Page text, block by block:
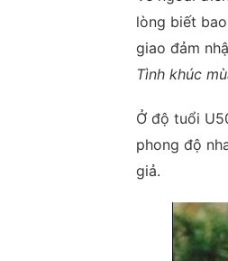
lòng biết
giao đảm
Tình khúc
Ở độ tuổi
phong độ
giả.